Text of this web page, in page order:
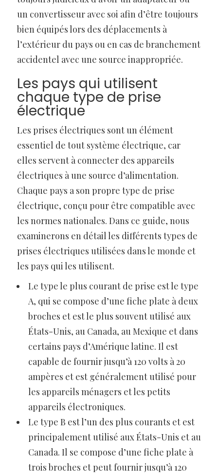
un convertisseur avec soi afin d’être toujours
bien équipés lors des déplacements à
l’extérieur du pays ou en cas de branchement
accidentel avec une source inappropriée.
Les pays qui utilisent
chaque type de prise
électrique
Les prises électriques sont un élément
essentiel de tout système électrique, car
elles servent à connecter des appareils
électriques à une source d’alimentation.
Chaque pays a son propre type de prise
électrique, conçu pour être compatible avec
les normes nationales. Dans ce guide, nous
examinerons en détail les différents types de
prises électriques utilisées dans le monde et
les pays qui les utilisent.
Le type le plus courant de prise est le type
A, qui se compose d’une fiche plate à deux
broches et est le plus souvent utilisé aux
États-Unis, au Canada, au Mexique et dans
certains pays d’Amérique latine. Il est
capable de fournir jusqu’à 120 volts à 20
ampères et est généralement utilisé pour
les appareils ménagers et les petits
appareils électroniques.
Le type B est l’un des plus courants et est
principalement utilisé aux États-Unis et au
Canada. Il se compose d’une fiche plate à
trois broches et peut fournir jusqu’à 120